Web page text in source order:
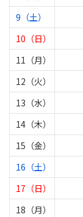
9（土）
10（日）
11（月）
12（火）
13（水）
14（木）
15（金）
16（土）
17（日）
18（月）